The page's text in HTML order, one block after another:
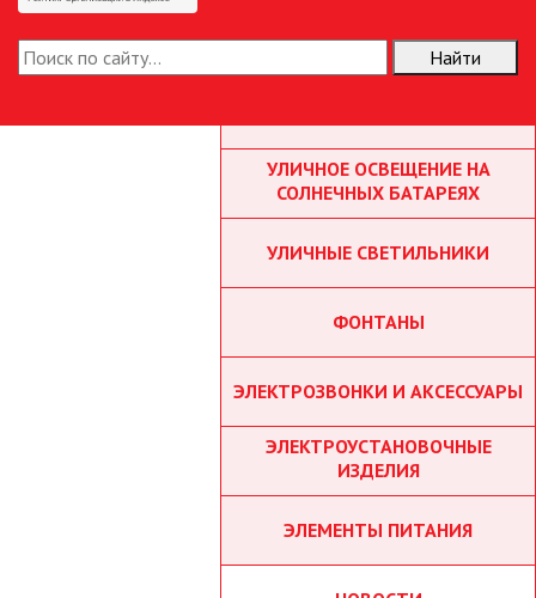
СТАБИЛИЗАТОРЫ НАПРЯЖЕНИЯ
УЛИЧНОЕ ОСВЕЩЕНИЕ НА
СОЛНЕЧНЫХ БАТАРЕЯХ
УЛИЧНЫЕ СВЕТИЛЬНИКИ
ФОНТАНЫ
ЭЛЕКТРОЗВОНКИ И АКСЕССУАРЫ
ЭЛЕКТРОУСТАНОВОЧНЫЕ
ИЗДЕЛИЯ
ЭЛЕМЕНТЫ ПИТАНИЯ
Найти